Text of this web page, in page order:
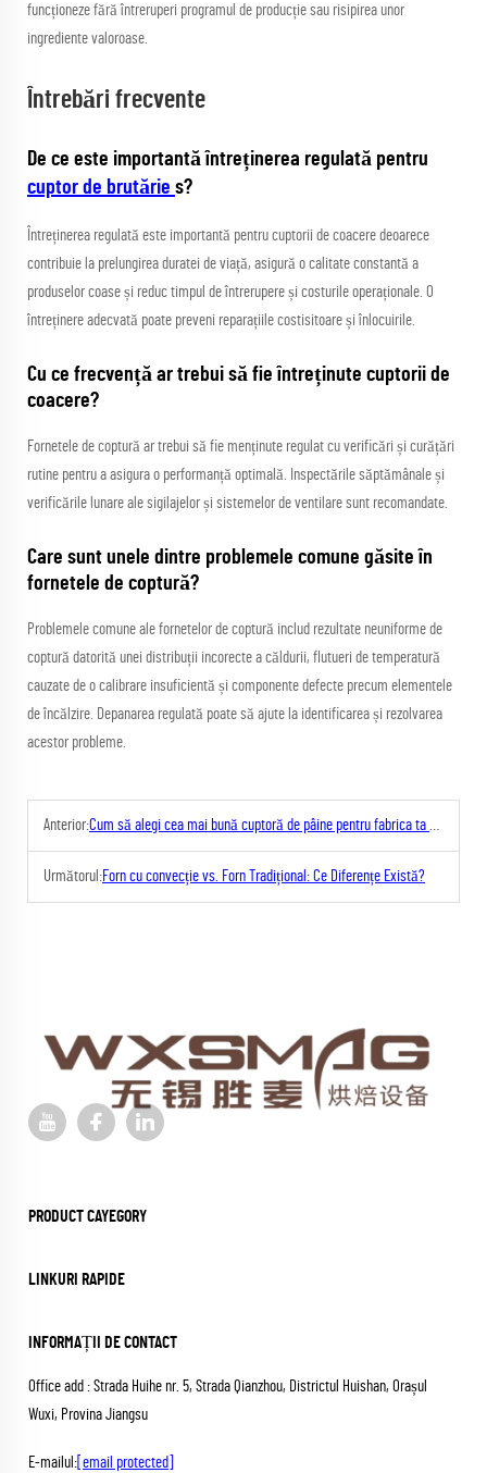
funcționeze fără întreruperi programul de producție sau risipirea unor
ingrediente valoroase.
Întrebări frecvente
De ce este importantă întreținerea regulată pentru
cuptor de brutărie s?
Întreținerea regulată este importantă pentru cuptorii de coacere deoarece
contribuie la prelungirea duratei de viață, asigură o calitate constantă a
produselor coase și reduc timpul de întrerupere și costurile operaționale. O
întreținere adecvată poate preveni reparațiile costisitoare și înlocuirile.
Cu ce frecvență ar trebui să fie întreținute cuptorii de
coacere?
Fornetele de coptură ar trebui să fie menținute regulat cu verificări și curățări
rutine pentru a asigura o performanță optimală. Inspectările săptămânale și
verificările lunare ale sigilajelor și sistemelor de ventilare sunt recomandate.
Care sunt unele dintre problemele comune găsite în
fornetele de coptură?
Problemele comune ale fornetelor de coptură includ rezultate neuniforme de
coptură datorită unei distribuții incorecte a căldurii, flutueri de temperatură
cauzate de o calibrare insuficientă și componente defecte precum elementele
de încălzire. Depanarea regulată poate să ajute la identificarea și rezolvarea
acestor probleme.
Anterior:Cum să alegi cea mai bună cuptoră de pâine pentru fabrica ta de cozonac
Următorul:Forn cu convecție vs. Forn Tradițional: Ce Diferențe Există?
PRODUCT CAYEGORY
LINKURI RAPIDE
INFORMAȚII DE CONTACT
Office add : Strada Huihe nr. 5, Strada Qianzhou, Districtul Huishan, Orașul
Wuxi, Provina Jiangsu
E-mailul: [email protected]